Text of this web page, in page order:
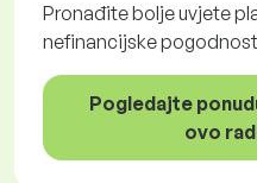
Pronađite bolje uvjete
nefinancijske
Pogledajte
ovo